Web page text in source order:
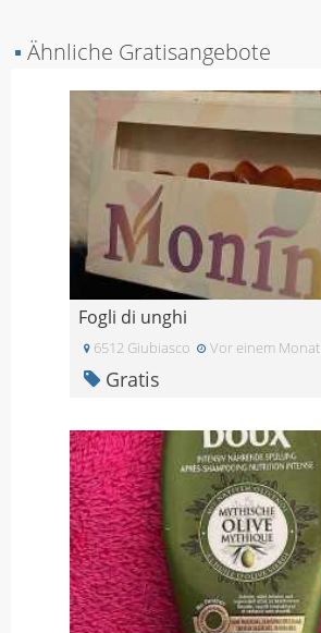
▪ Ähnliche Gratisangebote
Fogli di unghi
6512 Giubiasco Vor einem Monat
Gratis